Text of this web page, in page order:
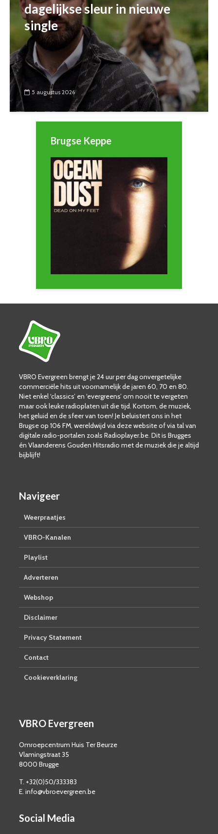
dagelijkse sleur in nieuwe
single
5 augustus 2026
Brugse Keppe
VBRO Evergreen brengt je 24 uur per dag onvergetelijke
commerciële hits uit voornamelijk de jaren 60, 70 en 80.
Niet enkel ‘classics’ en ‘evergreens’ om nooit te vergeten
maar ook leuke radioplaten uit die tijd. Kortom, de muziek,
het geluid en de sfeer van toen! Je beluistert ons in het
Brugse op 106 FM, wereldwijd via deze website of via tal van
digitale radio-portalen zoals Radioplayer.be. Dit is Brugges
én Vlaanderens Gouden Hitsradio met de muziek die je altijd
bijblijft!
Navigeer
Weerpraatjes
VBRO-Kanalen
Playlist
Adverteren
Webshop
Disclaimer
Privacy Statement
Contact
Cookieverklaring
VBRO Evergreen
Omroepcentrum Huis Ter Beurze
Vlamingstraat 35
8000 Brugge
T. +32(0)50/333383
E. info@vbroevergreen.be
Social Media